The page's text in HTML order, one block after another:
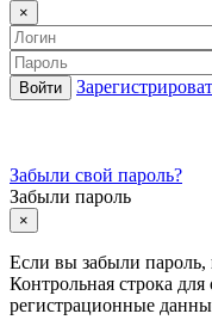
×
Забыли свой пароль?
Забыли пароль
×
Если вы забыли
Контрольная строка
регистрационные